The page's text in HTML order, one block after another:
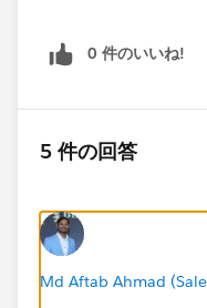
0 件のいいね!
5 件の回答
Md Aftab Ahmad